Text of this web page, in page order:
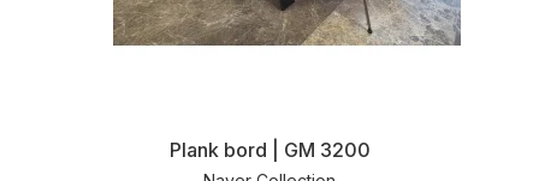
Plank bord | GM 3200